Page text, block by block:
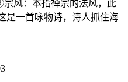
风：本指禅宗的法风，此
是一首咏物诗，诗人抓住海